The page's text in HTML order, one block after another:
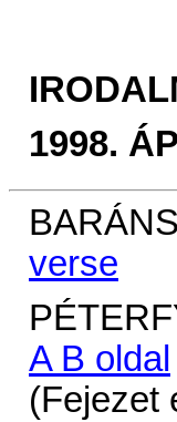
1998.
verse
A B oldal
(Fejezet